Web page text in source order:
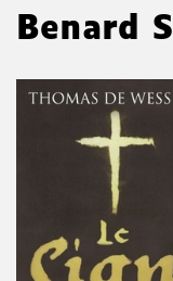
Benard